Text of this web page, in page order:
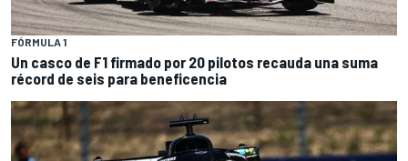
FÓRMULA 1
Un casco de F1 firmado por 20 pilotos recauda una suma
récord de seis para beneficencia